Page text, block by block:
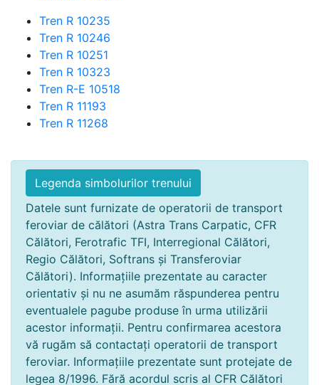
Tren R 10235
Tren R 10246
Tren R 10251
Tren R 10323
Tren R-E 10518
Tren R 11193
Tren R 11268
Legenda simbolurilor trenului
Datele sunt furnizate de operatorii de transport
feroviar de călători (Astra Trans Carpatic, CFR
Călători, Ferotrafic TFI, Interregional Călători,
Regio Călători, Softrans și Transferoviar
Călători). Informațiile prezentate au caracter
orientativ și nu ne asumăm răspunderea pentru
eventualele pagube produse în urma utilizării
acestor informații. Pentru confirmarea acestora
vă rugăm să contactați operatorii de transport
feroviar. Informațiile prezentate sunt protejate de
legea 8/1996. Fără acordul scris al CFR Călători